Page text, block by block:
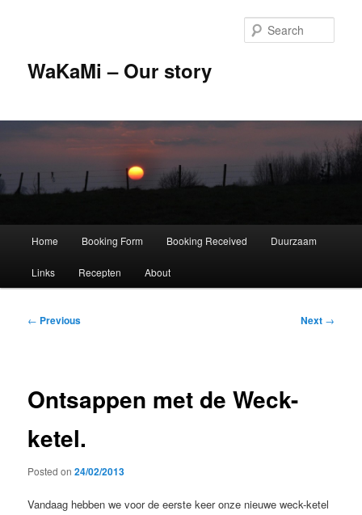
WaKaMi – Our story
Home Booking Form Booking Received Duurzaam
Links Recepten About
Post
← Previous Next →
Ontsappen met de Weck-
ketel.
Posted on24/02/2013
Vandaag hebben we voor de eerste keer onze nieuwe weck-ketel